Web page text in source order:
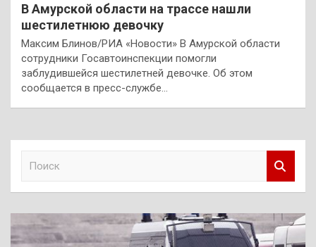
В Амурской области на трассе нашли
шестилетнюю девочку
Максим Блинов/РИА «Новости» В Амурской области
сотрудники Госавтоинспекции помогли
заблудившейся шестилетней девочке. Об этом
сообщается в пресс-службе…
к